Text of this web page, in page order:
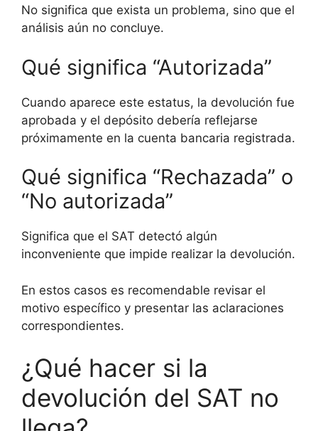
No significa que exista un problema, sino que el
análisis aún no concluye.
Qué significa “Autorizada”
Cuando aparece este estatus, la devolución fue
aprobada y el depósito debería reflejarse
próximamente en la cuenta bancaria registrada.
Qué significa “Rechazada” o
“No autorizada”
Significa que el SAT detectó algún
inconveniente que impide realizar la devolución.
En estos casos es recomendable revisar el
motivo específico y presentar las aclaraciones
correspondientes.
¿Qué hacer si la
devolución del SAT no